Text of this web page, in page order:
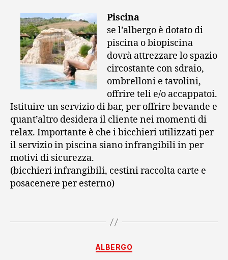
Piscina
se l’albergo è dotato di
piscina o biopiscina
dovrà attrezzare lo spazio
circostante con sdraio,
ombrelloni e tavolini,
offrire teli e/o accappatoi.
Istituire un servizio di bar, per offrire bevande e
quant’altro desidera il cliente nei momenti di
relax. Importante è che i bicchieri utilizzati per
il servizio in piscina siano infrangibili in per
motivi di sicurezza.
(bicchieri infrangibili, cestini raccolta carte e
posacenere per esterno)
Categorie
ALBERGO